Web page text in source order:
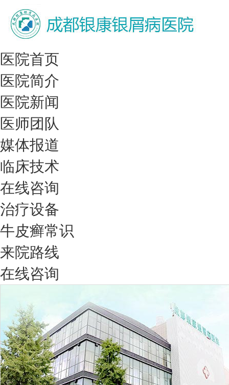
医院首页
医院简介
医院新闻
医师团队
媒体报道
临床技术
在线咨询
治疗设备
牛皮癣常识
来院路线
在线咨询